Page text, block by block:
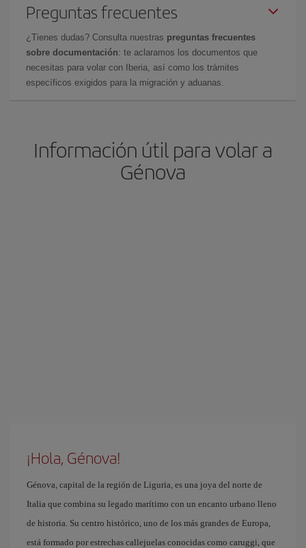
Preguntas frecuentes
¿Tienes dudas? Consulta nuestras preguntas frecuentes
sobre documentación: te aclaramos los documentos que
necesitas para volar con Iberia, así como los trámites
específicos exigidos para la migración y aduanas.
Información útil para volar a
Génova
¡Hola, Génova!
Génova, capital de la región de Liguria, es una joya del norte de
Italia que combina su legado marítimo con un encanto urbano lleno
de historia. Su centro histórico, uno de los más grandes de Europa,
está formado por estrechas callejuelas conocidas como caruggi, que